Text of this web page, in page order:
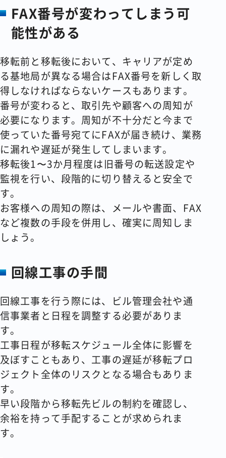
FAX番号が変わってしまう可
能性がある
移転前と移転後において、キャリアが定め
る基地局が異なる場合はFAX番号を新しく取
得しなければならないケースもあります。
番号が変わると、取引先や顧客への周知が
必要になります。周知が不十分だと今まで
使っていた番号宛てにFAXが届き続け、業務
に漏れや遅延が発生してしまいます。
移転後1〜3か月程度は旧番号の転送設定や
監視を行い、段階的に切り替えると安全で
す。
お客様への周知の際は、メールや書面、FAX
など複数の手段を併用し、確実に周知しま
しょう。
回線工事の手間
回線工事を行う際には、ビル管理会社や通
信事業者と日程を調整する必要がありま
す。
工事日程が移転スケジュール全体に影響を
及ぼすこともあり、工事の遅延が移転プロ
ジェクト全体のリスクとなる場合もありま
す。
早い段階から移転先ビルの制約を確認し、
余裕を持って手配することが求められま
す。